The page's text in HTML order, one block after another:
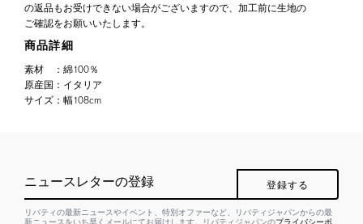
の返品もお受けできない場合がございますので、加工前に生地の
ご確認をお願いいたします。
商品詳細
素材 ： 綿100％
原産国 ： イタリア
サイズ ： 幅108cm
ニュースレターの登録 登録する
リバティの最新ニュースやイベント、特別オファーなど、リバティジャパンからの最